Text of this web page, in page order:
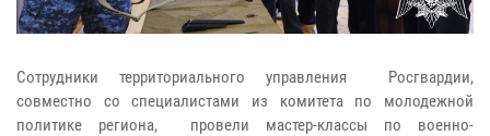
Сотрудники территориального управления Росгвардии,
совместно со специалистами из комитета по молодежной
политике региона, провели мастер-классы по военно-